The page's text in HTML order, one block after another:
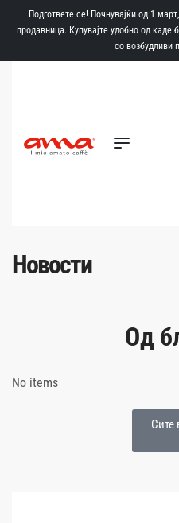
Подгответе се! Почнувајќи од 1
продавница. Купувајте удобно од каде
со возбудливи
Новости
Од
No items
Сите